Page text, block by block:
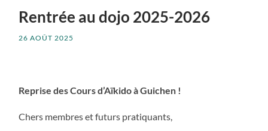
Rentrée au dojo 2025-2026
26 AOÛT 2025
Reprise des Cours d’Aïkido à Guichen !
Chers membres et futurs pratiquants,